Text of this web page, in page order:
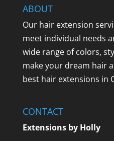
ABOUT
Our hair extension
meet individual needs
wide range of colors,
make your dream hair
best hair extensions in
CONTACT
Extensions by Holly